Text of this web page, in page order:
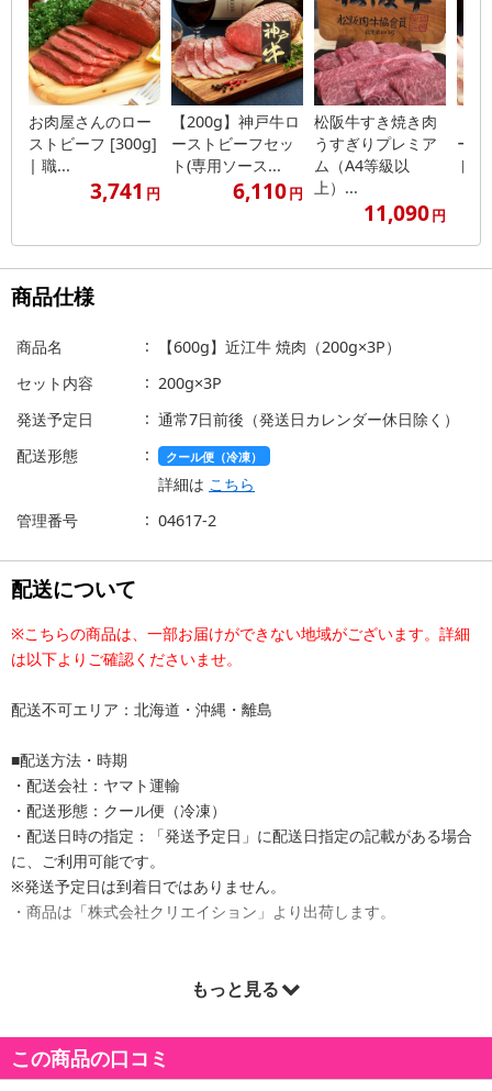
お肉屋さんのロー
ストビーフ [300g]
| 職...
3,741 円
【200g】神戸牛ロ
ーストビーフセッ
ト(専用ソース...
6,110円
松阪牛すき焼き肉
うすぎりプレミア
ム（A4等級以
上）...
11,090円
ー
ト(
商品仕様
商品名
【600g】近江牛 焼肉（200g×3P）
セット内容
200g×3P
発送予定日
通常7日前後（発送日カレンダー休日除く）
配送形態
クール便（冷凍）
詳細は こちら
管理番号
04617-2
配送について
※こちらの商品は、一部お届けができない地域がございます。詳細
は以下よりご確認くださいませ。
配送不可エリア：北海道・沖縄・離島
■配送方法・時期
・配送会社：ヤマト運輸
・配送形態：クール便（冷凍）
・配送日時の指定：「発送予定日」に配送日指定の記載がある場合
に、ご利用可能です。
※発送予定日は到着日ではありません。
・商品は「株式会社クリエイション」より出荷します。
◆滋賀県全域で飼育され、出荷される近江牛は年間わずか6,000頭希
少性が高い「近江牛」をご自宅で堪能して下さい。
もっと見る
この商品の口コミ